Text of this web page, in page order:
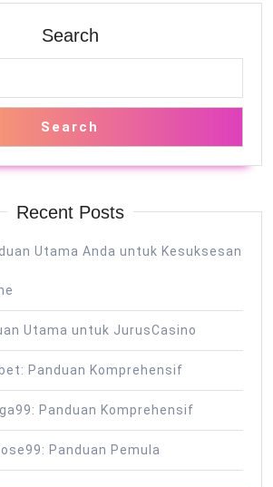
Taruhan
Online
Search
Search
Recent Posts
Utama Anda untuk Kesuksesan
Utama untuk JurusCasino
Panduan Komprehensif
Panduan Komprehensif
Panduan Pemula